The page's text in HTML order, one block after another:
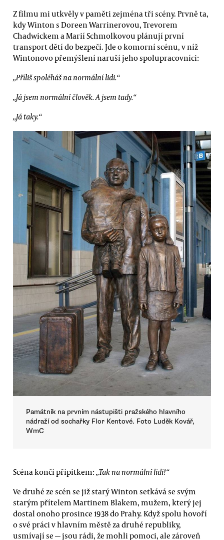
Z filmu mi utkvěly v paměti zejména tři scény. Prvně ta,
kdy Winton s Doreen Warrinerovou, Trevorem
Chadwickem a Marií Schmolkovou plánují první
transport dětí do bezpečí. Jde o komorní scénu, v níž
Wintonovo přemýšlení naruší jeho spolupracovníci:
„Příliš spoléháš na normální lidi.“
„Já jsem normální člověk. A jsem tady.“
„Já taky.“
Památník na prvním nástupišti pražského hlavního
nádraží od sochařky Flor Kentové. Foto Luděk Kovář,
WmC
Scéna končí přípitkem: „Tak na normální lidi!“
Ve druhé ze scén se již starý Winton setkává se svým
starým přítelem Martinem Blakem, mužem, který jej
dostal onoho prosince 1938 do Prahy. Když spolu hovoří
o své práci v hlavním městě za druhé republiky,
usmívají se — jsou rádi, že mohli pomoci, ale zároveň